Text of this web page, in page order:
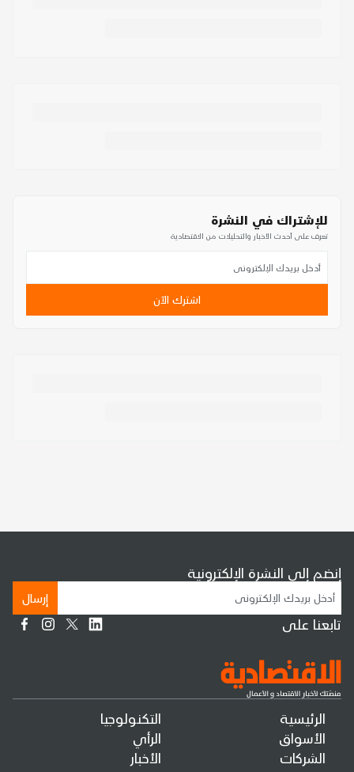
للإشتراك في النشرة
تعرف على أحدث الأخبار والتحليلات من الاقتصادية
اشترك الآن
الرئيسية
الأسواق
الشركات
التكنولوجيا
الرأي
الأخبار
إنضم إلى النشرة الإلكترونية
إرسال
تابعنا على